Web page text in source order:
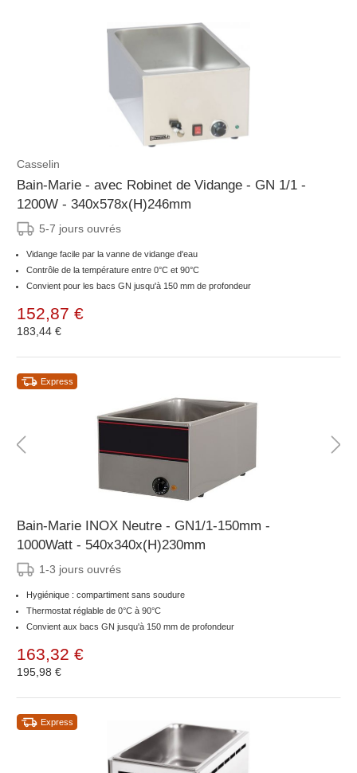
Casselin
Bain-Marie - avec Robinet de Vidange - GN 1/1 -
1200W - 340x578x(H)246mm
5-7 jours ouvrés
Vidange facile par la vanne de vidange d'eau
Contrôle de la température entre 0°C et 90°C
Convient pour les bacs GN jusqu'à 150 mm de profondeur
152,87 €
183,44 €
Express
Bain-Marie INOX Neutre - GN1/1-150mm -
1000Watt - 540x340x(H)230mm
1-3 jours ouvrés
Hygiénique : compartiment sans soudure
Thermostat réglable de 0°C à 90°C
Convient aux bacs GN jusqu'à 150 mm de profondeur
163,32 €
195,98 €
Express